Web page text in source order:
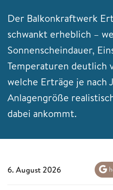
Der Balkonkraftwerk
schwankt erheblich –
Sonnenscheindauer,
Temperaturen deutlich
welche Erträge je nach
Anlagengröße
dabei ankommt.
6. August 2026